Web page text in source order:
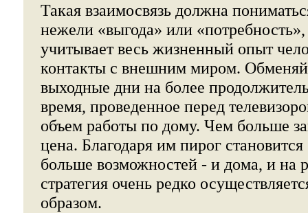
Такая взаимосвязь должна
нежели «выгода» или
учитывает весь жизненный опыт
контакты с внешним миром.
выходные дни на более
время, проведенное перед
объем работы по дому. Чем больше
цена. Благодаря им пирог
больше возможностей - и дома, и на
стратегия очень редко
образом.